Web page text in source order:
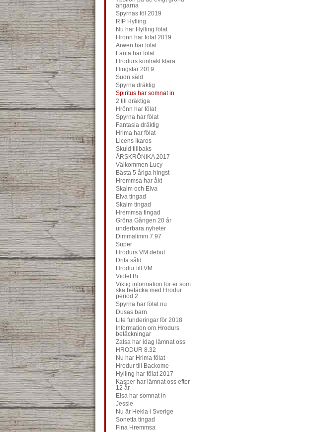
ängarna
Spyrnas föl 2019
RIP Hylling
Nu har Hylling fölat
Hrönn har fölat 2019
Arwen har fölat
Fanta har fölat
Hrodurs kontrakt klara
Hingstar 2019
Sudri såld
Spyrna dräktig
Spiritus har somnat in
2 till dräktiga
Hrönn har fölat
Spyrna har fölat
Fantasia dräktig
Hrima har fölat
Licens Ikaros
Skuld tillbaks
ÅRSKRÖNIKA 2017
Välkommen Lucy
Bästa 5 åriga hingst
Hremmsa har åkt
Skalm och Elva
Elva tingad
Skalm tingad
Hremmsa tingad
Gröna Gången 20 år
underbara nyheter
Dimmalimm 7.97
Super
Hrodurs VM debut
Drifa såld
Hrodur till VM
Violet Bi
Viktig information för er som
ska betäcka med Hrodur
period 2
Spyrna har fölat nu
Dusas barn
Lite funderingar för 2018
Information om Hrodurs
betäckningar
Zalsa har idag lämnat oss
HRODUR 8.32
Nu har Hrima fölat
Hrodur till Backome
Hylling har fölat 2017
Kasper har lämnat oss efter
12 år
Elsa har somnat in
Jessie
Nu är Hekla i Sverige
Sonetta tingad
Fina Hremmsa